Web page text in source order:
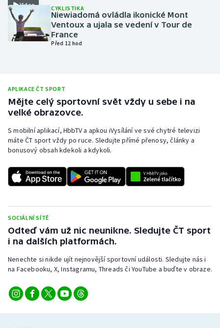
Olympijské hry
Parasport
Ragby
Rychlobruslení
Rychlostní kanoistika
Short track
Triatlon
Veslování
Vodní slalom
Video CYKLISTIKA
Niewiadomá ovládla ikonické Mont
Ventoux a ujala se vedení v Tour de
France
Před 12 hod
APLIKACE ČT SPORT
Mějte celý sportovní svět vždy u sebe i na
velké obrazovce.
S mobilní aplikací, HbbTV a apkou iVysílání ve své chytré televizi
máte ČT sport vždy po ruce. Sledujte přímé přenosy, články a
bonusový obsah kdekoli a kdykoli.
SOCIÁLNÍ SÍTĚ
Odteď vám už nic neunikne. Sledujte ČT sport
i na dalších platformách.
Nenechte si nikde ujít nejnovější sportovní události. Sledujte nás i
na Facebooku, X, Instagramu, Threads či YouTube a buďte v obraze.